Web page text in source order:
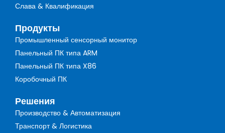
Слава & Квалификация
Продукты
Промышленный сенсорный монитор
Панельный ПК типа ARM
Панельный ПК типа X86
Коробочный ПК
Решения
Производство & Автоматизация
Транспорт & Логистика